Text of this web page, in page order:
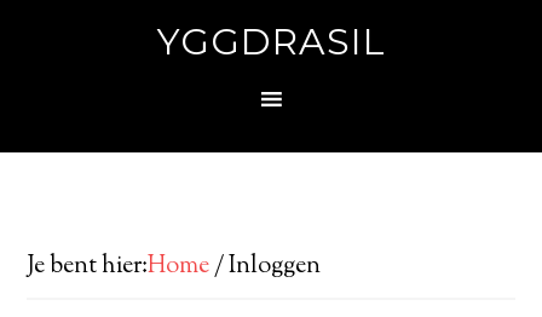
YGGDRASIL
Je bent hier:Home/Inloggen